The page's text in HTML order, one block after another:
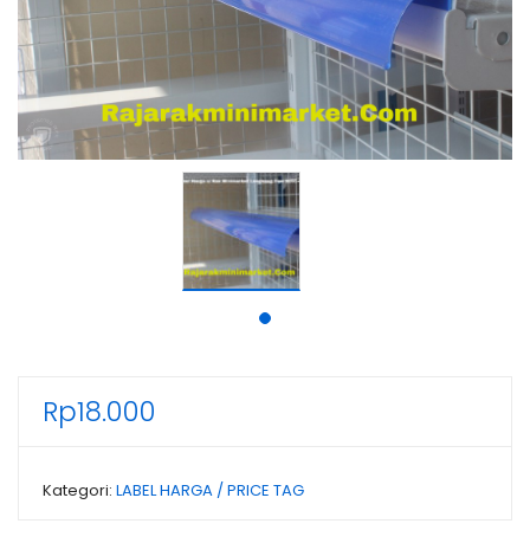
Rp18.000
Kategori: LABEL HARGA / PRICE TAG